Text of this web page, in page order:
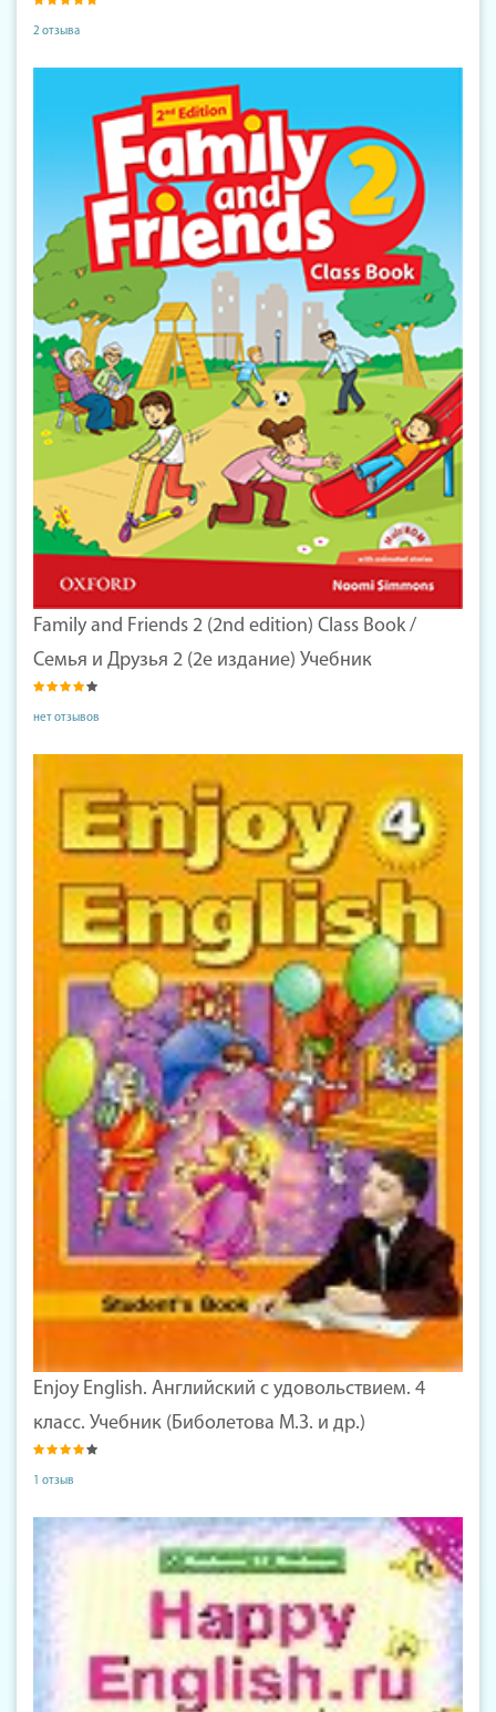
2 отзыва
Family and Friends 2 (2nd edition) Class Book /
Семья и Друзья 2 (2е издание) Учебник
нет отзывов
Enjoy English. Английский с удовольствием. 4
класс. Учебник (Биболетова М.З. и др.)
1 отзыв